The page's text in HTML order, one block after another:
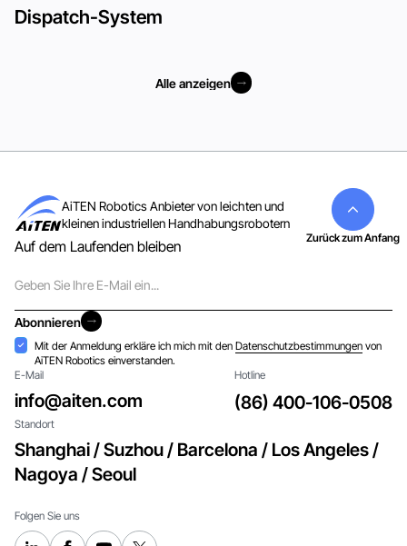
Dispatch-System
Alle anzeigen
AiTEN Robotics Anbieter von leichten und
kleinen industriellen Handhabungsrobotern
Auf dem Laufenden bleiben
Mail
Abonnieren
Abonnieren
Akzeptanz
Mit der Anmeldung erkläre ich mich mit den Datenschutzbestimmungenvon
AiTEN Robotics einverstanden.
E-Mail
info@aiten.com
Hotline
(86) 400-106-0508
Standort
Shanghai / Suzhou / Barcelona / Los Angeles /
Nagoya / Seoul
Folgen Sie uns
Zurück zum Anfang